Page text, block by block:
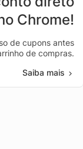
Chrome!
de cupons antes
de compras.
Saiba mais